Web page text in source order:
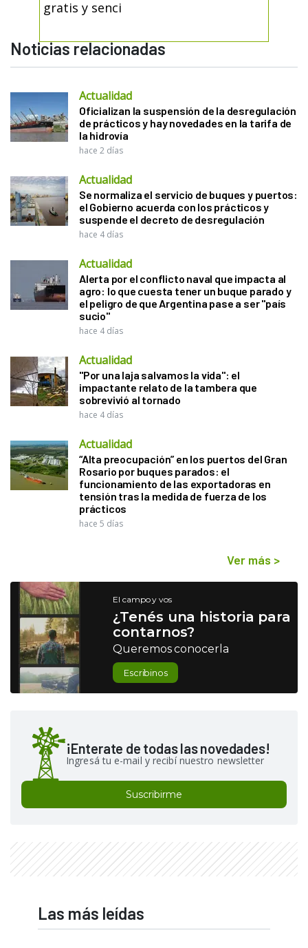
gratis y senci
Noticias relacionadas
Actualidad
Oficializan la suspensión de la desregulación
de prácticos y hay novedades en la tarifa de
la hidrovía
hace 2 días
Actualidad
Se normaliza el servicio de buques y puertos:
el Gobierno acuerda con los prácticos y
suspende el decreto de desregulación
hace 4 días
Actualidad
Alerta por el conflicto naval que impacta al
agro: lo que cuesta tener un buque parado y
el peligro de que Argentina pase a ser "país
sucio"
hace 4 días
Actualidad
"Por una laja salvamos la vida": el
impactante relato de la tambera que
sobrevivió al tornado
hace 4 días
Actualidad
“Alta preocupación” en los puertos del Gran
Rosario por buques parados: el
funcionamiento de las exportadoras en
tensión tras la medida de fuerza de los
prácticos
hace 5 días
Ver más >
El campo y vos
¿Tenés una historia para
contarnos?
Queremos conocerla
Escribinos
¡Enterate de todas las novedades!
Ingresá tu e-mail y recibí nuestro newsletter
Suscribirme
Las más leídas